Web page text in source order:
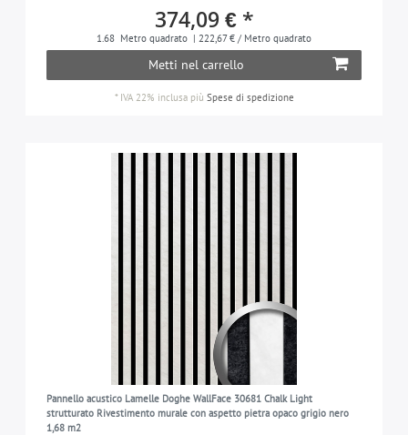
374,09 € *
1.68 Metro quadrato | 222,67 € / Metro quadrato
Metti nel carrello
* IVA 22% inclusapiù Spese di spedizione
Pannello acustico Lamelle Doghe WallFace 30681 Chalk Light
strutturato Rivestimento murale con aspetto pietra opaco grigio nero
1,68 m2